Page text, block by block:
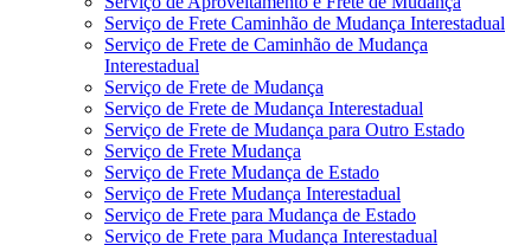
Serviço de Frete Caminhão de Mudança Interestadual
Serviço de Frete de Caminhão de Mudança
Interestadual
Serviço de Frete de Mudança
Serviço de Frete de Mudança Interestadual
Serviço de Frete de Mudança para Outro Estado
Serviço de Frete Mudança
Serviço de Frete Mudança de Estado
Serviço de Frete Mudança Interestadual
Serviço de Frete para Mudança de Estado
Serviço de Frete para Mudança Interestadual